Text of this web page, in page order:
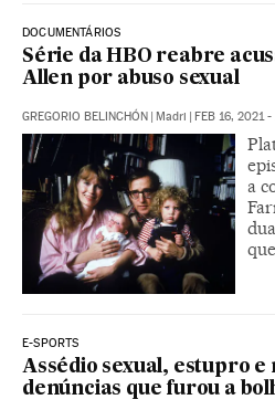
DOCUMENTÁRIOS
Série da HBO reabre
Allen por abuso sexual
GREGORIO BELINCHÓN | Madri | FEB 16, 2021 -
a
E-SPORTS
Assédio sexual, estupro e
denúncias que furou a